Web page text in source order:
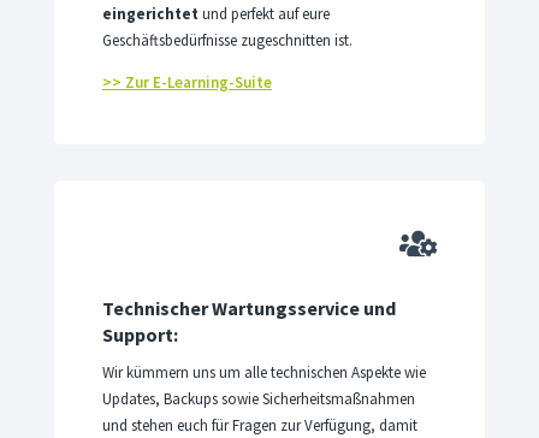
eingerichtet und perfekt auf eure
Geschäftsbedürfnisse zugeschnitten ist.
>> Zur E-Learning-Suite

Technischer Wartungsservice und
Support:
Wir kümmern uns um alle technischen Aspekte wie
Updates, Backups sowie Sicherheitsmaßnahmen
und stehen euch für Fragen zur Verfügung, damit